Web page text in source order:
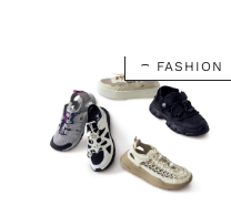
FASHION